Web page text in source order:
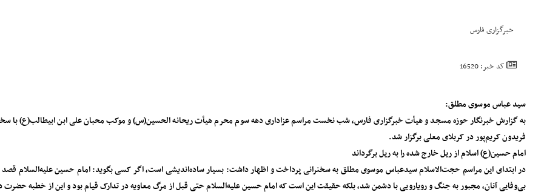
خبرگزاری فارس
کد خبر: 16520
سید عباس موسوی مطلق:
به گزارش خبرنگار حوزه مسجد و هیأت خبرگزاری فارس، شب نخست مراسم عزاداری دهه سوم محرم هیأت ریحانه الحسین(س) و موکب محبان علی ابن ابیطالب(ع) با
فریدون کریم‌پور در کربلای معلی برگزار شد.
امام حسین(ع) اسلام از ریل خارج شده را به ریل برگرداند
در ابتدای این مراسم حجت‌الاسلام سیدعباس موسوی مطلق به سخنرانی پرداخت و اظهار داشت: بسیار ساده‌اندیشی است، اگر کسی بگوید: امام حسین علیه‌السلام
بی‌وفایی آنان، مجبور به جنگ و رویارویی با دشمن شد، بلکه حقیقت این است که امام حسین علیه‌السلام حتی قبل از مرگ معاویه در تدارک قیام بود و این از خطبه حضرت